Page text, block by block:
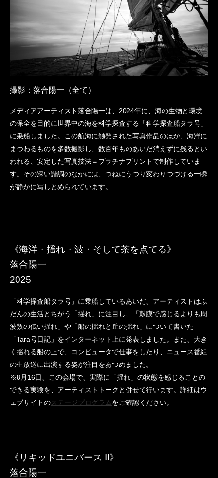
撮影：落合陽一（全て）
メディアアーティスト落合陽一は、2024年に、海の生物と環境
の保全を目的に世界中の海を科学探査する「科学探査船タラ号」
に乗船しました。この航海に触発された写真作品のほか、海洋に
まつわるものを多数撮影し、数百年ものあいだ消えずに残るとい
われる、安定した写真技法＝プラチナプリントで制作していま
す。その深い諧調のなかには、つねにうつり変わりつづける一瞬
が静かに写しとめられています。
《海洋・揺れ・波・そして茶を点てる》
落合陽一
2025
「科学探査船タラ号」に乗船しているあいだ、アーティストはふ
だんの生活とちがう「揺れ」に注目し、「鼓膜で感じるよりも周
波数の低い揺れ」や「船の揺れと丘の揺れ」について書いた
「Tara号日記」をインターネット上に発表しました。また、大き
く揺れる船の上で、コンピュータで仕事をしたり、ニュース番組
の生放送に出演する姿が注目をあつめました。
※8月16日、この会場で、実際に「揺れ」の状態を感じることの
できる実験を、アーティストトークと併せて行います。詳細はウ
ェブサイトのステージプログラムをご確認ください。
《リキッドユニバース II》
落合陽一